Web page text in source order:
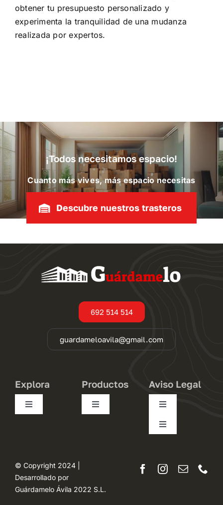
obtener tu presupuesto personalizado y
experimenta la tranquilidad de una mudanza
realizada por expertos.
¡Todos necesitamos espacio!
Cuanto más vives, más espacio necesitas
Descubre nuestros trasteros
692 514 514
guardameloavila@gmail.com
Explora
Toggle
Trasteros
Productos
Toggle
Medianos
Aviso Legal
Toggle
Navigation
Política de privacidad
Toggle
Mapa del sitio
© Copyright 2024 |
Desarrollado por
Guárdamelo Ávila 2022 S.L.